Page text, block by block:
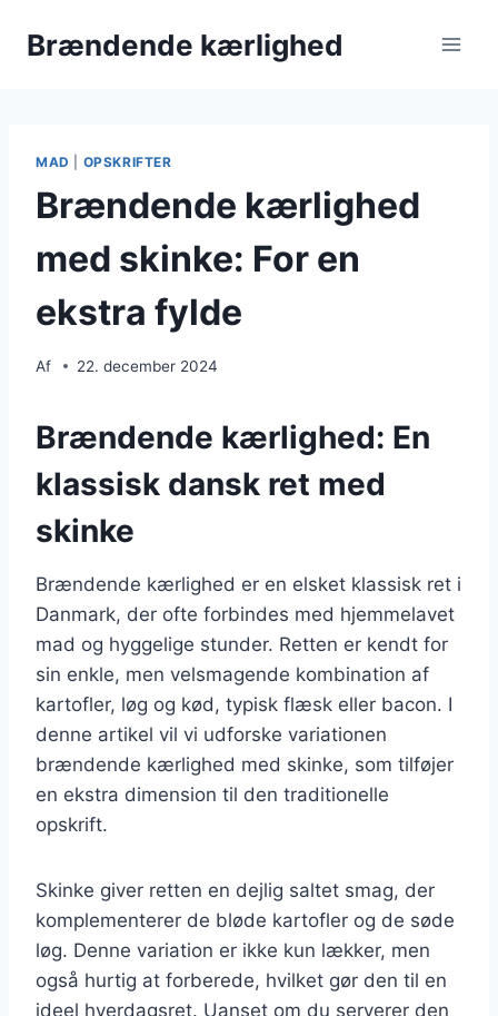
Brændende kærlighed
MAD OPSKRIFTER
Brændende kærlighed
med skinke: For en
ekstra fylde
Af 22. december 2024
Brændende kærlighed: En
klassisk dansk ret med
skinke
Brændende kærlighed er en elsket klassisk ret i
Danmark, der ofte forbindes med hjemmelavet
mad og hyggelige stunder. Retten er kendt for
sin enkle, men velsmagende kombination af
kartofler, løg og kød, typisk flæsk eller bacon. I
denne artikel vil vi udforske variationen
brændende kærlighed med skinke, som tilføjer
en ekstra dimension til den traditionelle
opskrift.
Skinke giver retten en dejlig saltet smag, der
komplementerer de bløde kartofler og de søde
løg. Denne variation er ikke kun lækker, men
også hurtig at forberede, hvilket gør den til en
ideel hverdagsret. Uanset om du serverer den